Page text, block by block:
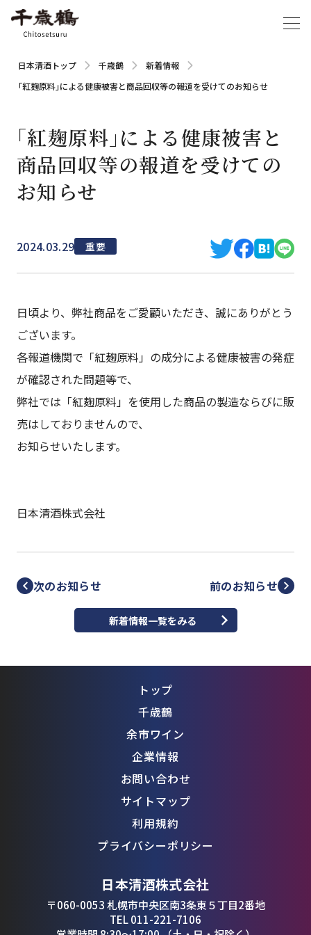
日本清酒トップ 千歳鶴
新着情報
｢紅麹原料｣による健康被害と商品回収等の報道を受けてのお知らせ
｢紅麹原料｣による健康被害と
商品回収等の報道を受けての
お知らせ
2024.03.29 重要
日頃より、弊社商品をご愛顧いただき、誠にありがとう
ございます。
各報道機関で「紅麹原料」の成分による健康被害の発症
が確認された問題等で、
弊社では「紅麹原料」を使用した商品の製造ならびに販
売はしておりませんので、
お知らせいたします。
日本清酒株式会社
次のお知らせ 前のお知らせ
新着情報一覧をみる
トップ
千歳鶴
余市ワイン
企業情報
お問い合わせ
サイトマップ
利用規約
プライバシーポリシー
日本清酒株式会社
〒060-0053 札幌市中央区南3条東５丁目2番地
TEL 011-221-7106